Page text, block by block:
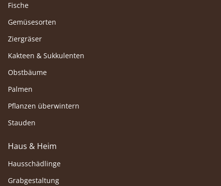
Fische
Gemüsesorten
Ziergräser
Kakteen & Sukkulenten
Obstbäume
Palmen
Pflanzen überwintern
Stauden
Haus & Heim
Hausschädlinge
Grabgestaltung